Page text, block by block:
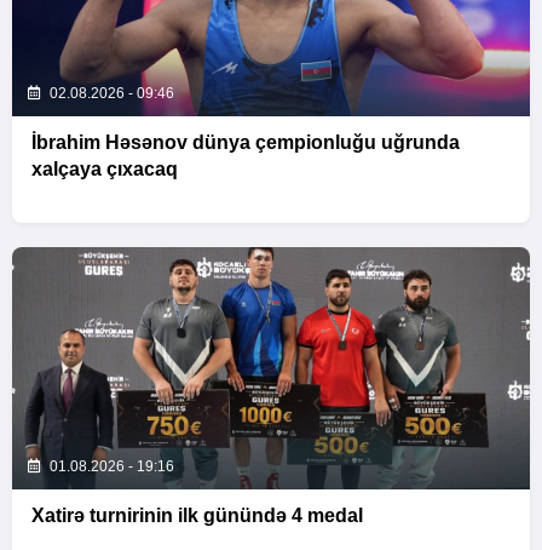
02.08.2026 - 09:46
İbrahim Həsənov dünya çempionluğu uğrunda
xalçaya çıxacaq
01.08.2026 - 19:16
Xatirə turnirinin ilk günündə 4 medal